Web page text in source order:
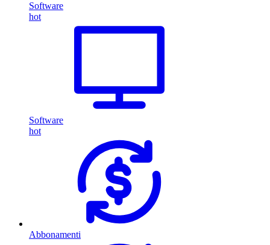
Software
hot
Software
hot
Abbonamenti